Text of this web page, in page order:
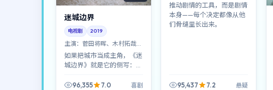
迷城边界
电视剧 2019
主演： 菅田将晖、木村拓哉
等
如果把城市当成主角，《迷
城边界》就是它的侧写：霓
灯光……喜剧只是推动人物
96,355 7.0 喜剧
推动剧情的工具，而是剧情
本身——每个决定都像从他
们骨缝里长出来。
95,437 7.2 悬疑